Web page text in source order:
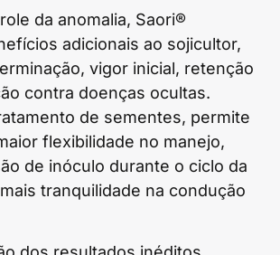
da anomalia, Saori®
adicionais ao sojicultor,
vigor inicial, retenção
contra doenças ocultas.
de sementes, permite
flexibilidade no manejo,
de inóculo durante o ciclo da
tranquilidade na condução